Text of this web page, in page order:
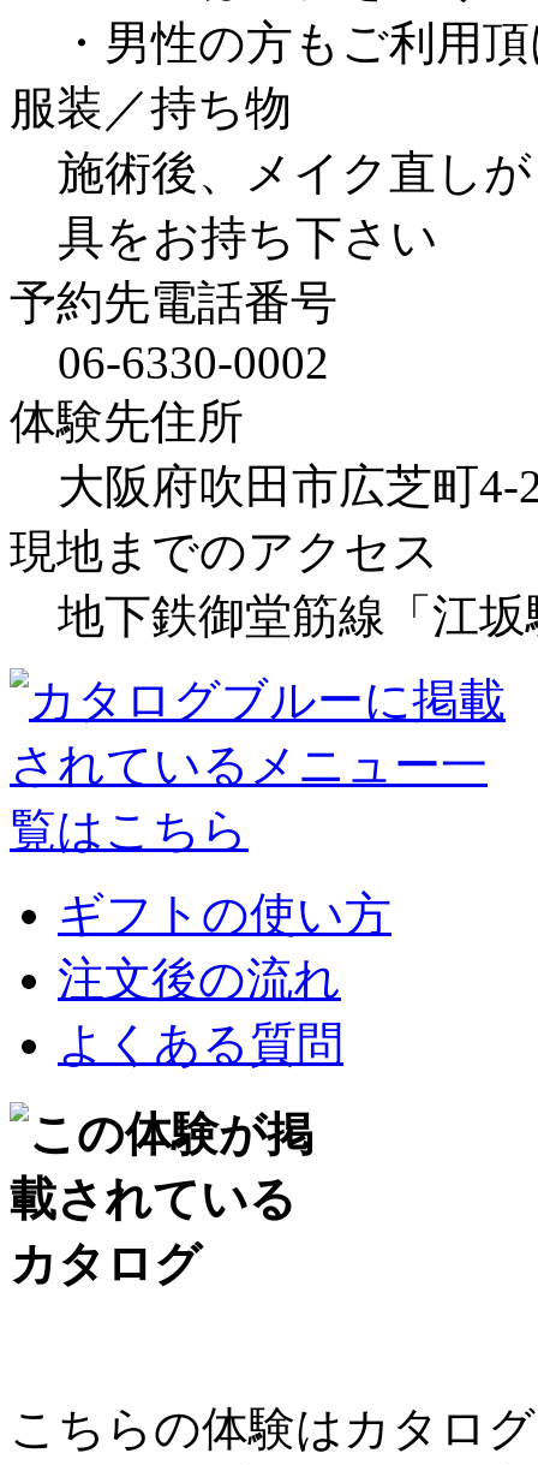
・男性の方もご利用
服装／持ち物
施術後、メイク直し
具をお持ち下さい
予約先電話番号
06-6330-0002
体験先住所
大阪府吹田市広芝町
現地までのアクセス
地下鉄御堂筋線「江
ギフトの使い方
注文後の流れ
よくある質問
こちらの体験はカタロ